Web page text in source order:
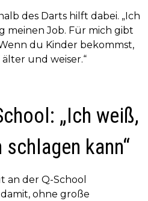
des Darts hilft dabei. „Ich
meinen Job. Für mich gibt
du Kinder bekommst,
und weiser.“
„Ich weiß,
kann“
an der Q-School
ohne große